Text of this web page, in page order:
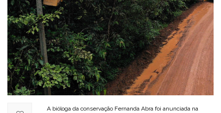
A bióloga da conservação Fernanda Abra foi anunciada na